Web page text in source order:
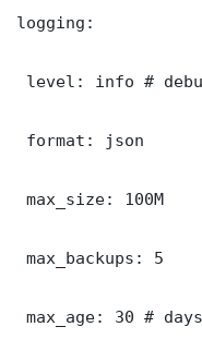
logging:
level: info #
format: json
max_size: 100M
max_backups: 5
max_age: 30 # days